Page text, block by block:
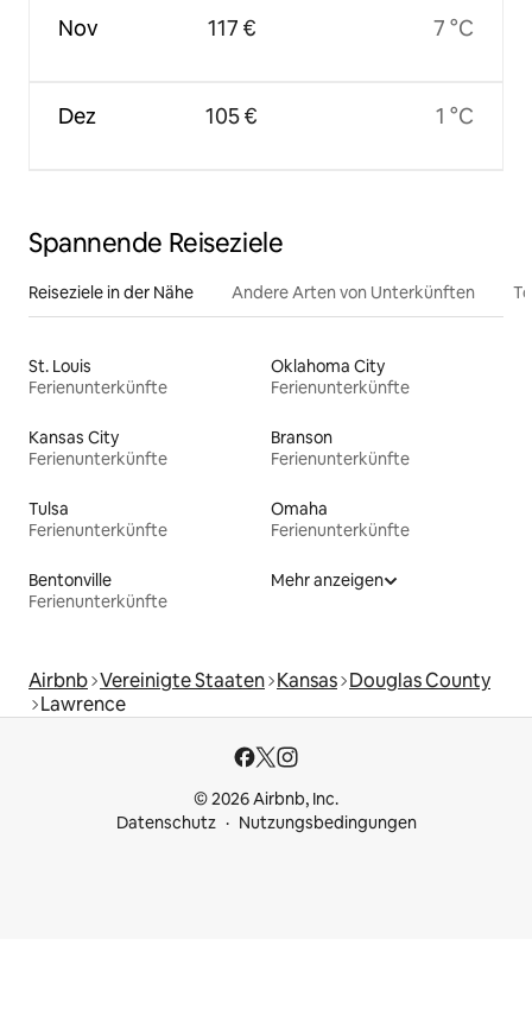
Nov
Dez
117 €
105 €
7 °C
1 °C
Spannende Reiseziele
Reiseziele in der Nähe Andere Arten von Unterkünften
St. Louis
Ferienunterkünfte
Oklahoma City
Ferienunterkünfte
Kansas City
Ferienunterkünfte
Branson
Ferienunterkünfte
Tulsa
Ferienunterkünfte
Omaha
Ferienunterkünfte
Bentonville
Ferienunterkünfte
Mehr anzeigen
Airbnb Vereinigte Staaten Kansas Douglas County
Lawrence
© 2026 Airbnb, Inc.
Datenschutz
Nutzungsbedingungen